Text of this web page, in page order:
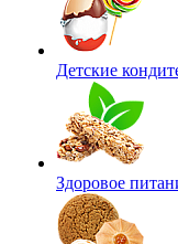
Детские
Здоровое